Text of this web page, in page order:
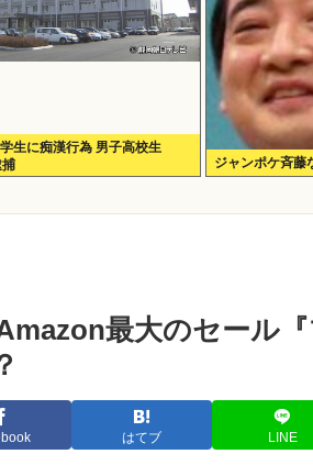
生に痴漢行為 男子高校生
捕
ジャンポケ斉藤
最大のセール
はてブ LINE